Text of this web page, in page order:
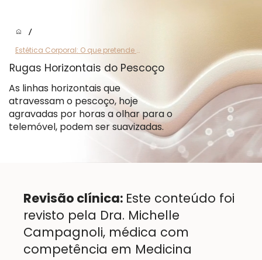
/
Estética Corporal: O que pretende tratar
Rugas Horizontais do Pescoço
As linhas horizontais que
atravessam o pescoço, hoje
agravadas por horas a olhar para o
telemóvel, podem ser suavizadas.
Revisão clínica: Este conteúdo foi
revisto pela Dra. Michelle
Campagnoli, médica com
competência em Medicina